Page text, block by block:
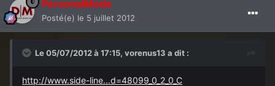
PersonalMode
Posté(e) le 5 juillet 2012
Le 05/07/2012 à 17:15, vorenus13 a dit :
http://www.side-line...d=48099_0_2_0_C